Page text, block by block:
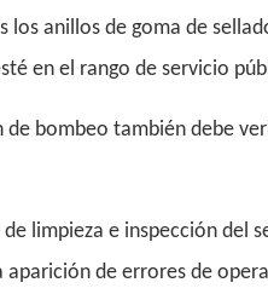
los anillos de goma de
en el rango de servicio
de bombeo también debe
limpieza e inspección
aparición de errores de